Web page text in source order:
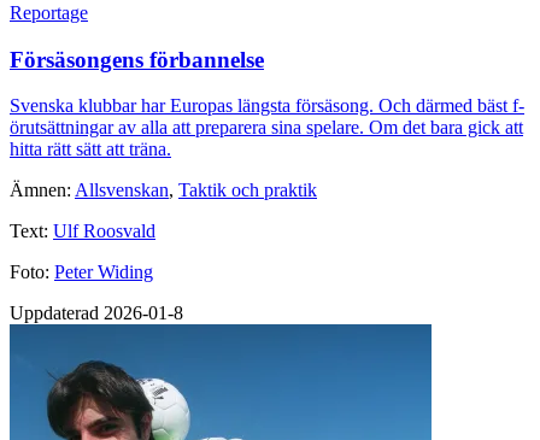
Reportage
Försäsongens förbannelse
Svenska klubbar har Europas längsta försäsong. Och därmed bäst f­
örutsättningar av alla att preparera sina spelare. Om det bara gick att
hitta rätt sätt att träna.
Ämnen: Allsvenskan, Taktik och praktik
Text: Ulf Roosvald
Foto: Peter Widing
Uppdaterad 2026-01-8